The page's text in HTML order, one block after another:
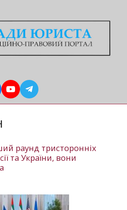
раунд тристоронніх
та України, вони